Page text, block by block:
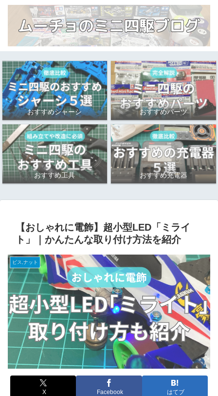
おすすめシャーシ おすすめパーツ
おすすめ工具 おすすめ充電器
【おしゃれに電飾】超小型LED「ミライ
ト」｜かんたんな取り付け方法を紹介
ビス,ナット
X Facebook はてブ